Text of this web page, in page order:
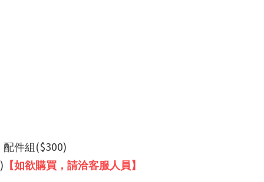
配件組 ($300)
【如欲購買，請洽客服人員】